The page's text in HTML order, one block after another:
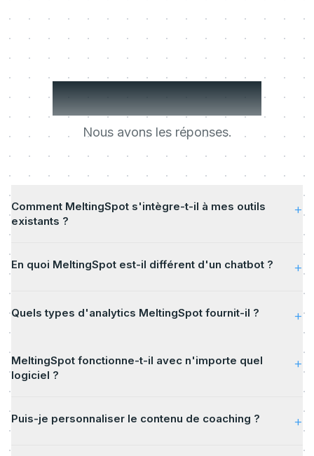
Des questions ?
Nous avons les réponses.
Comment MeltingSpot s'intègre-t-il à mes outils
existants ?
+
En quoi MeltingSpot est-il différent d'un chatbot ? +
Quels types d'analytics MeltingSpot fournit-il ? +
MeltingSpot fonctionne-t-il avec n'importe quel
logiciel ?
+
Puis-je personnaliser le contenu de coaching ? +